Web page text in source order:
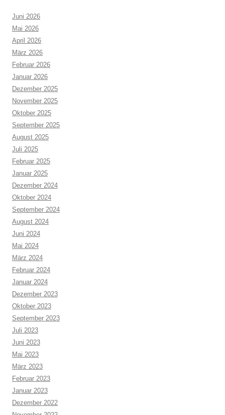
Juni 2026
Mai 2026
April 2026
März 2026
Februar 2026
Januar 2026
Dezember 2025
November 2025
Oktober 2025
September 2025
August 2025
Juli 2025
Februar 2025
Januar 2025
Dezember 2024
Oktober 2024
September 2024
August 2024
Juni 2024
Mai 2024
März 2024
Februar 2024
Januar 2024
Dezember 2023
Oktober 2023
September 2023
Juli 2023
Juni 2023
Mai 2023
März 2023
Februar 2023
Januar 2023
Dezember 2022